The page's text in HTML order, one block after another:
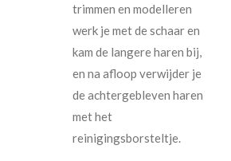
trimmen en modelleren
werk je met de schaar en
kam de langere haren bij,
en na afloop verwijder je
de achtergebleven haren
met het
reinigingsborsteltje.